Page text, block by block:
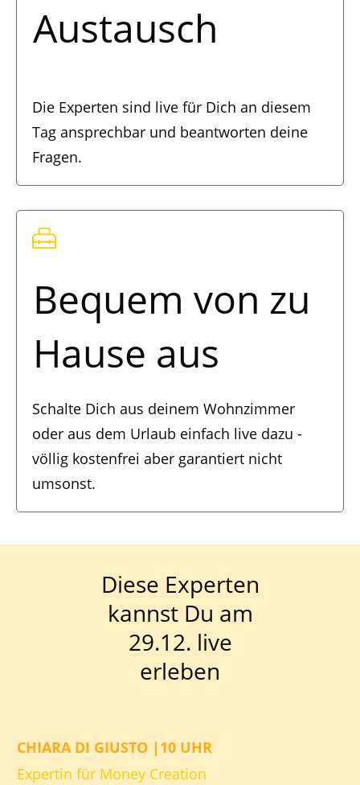
Austausch
Die Experten sind live für Dich an diesem
Tag ansprechbar und beantworten deine
Fragen.
Bequem von zu
Hause aus
Schalte Dich aus deinem Wohnzimmer
oder aus dem Urlaub einfach live dazu -
völlig kostenfrei aber garantiert nicht
umsonst.
Diese Experten
kannst Du am
29.12. live
erleben
CHIARA DI GIUSTO |10 UHR
Expertin für Money Creation